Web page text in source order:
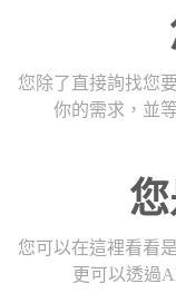
您除了直接詢找您
你的需求，並
您可以在這裡看看
更可以透過